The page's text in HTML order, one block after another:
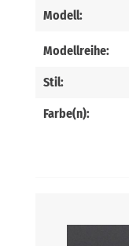
Modell:
Modellreihe:
Stil:
Farbe(n):